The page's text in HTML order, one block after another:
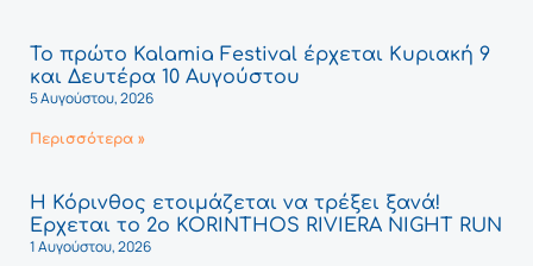
Το πρώτο Kalamia Festival έρχεται Κυριακή 9
και Δευτέρα 10 Αυγούστου
5 Αυγούστου, 2026
Περισσότερα »
Η Κόρινθος ετοιμάζεται να τρέξει ξανά!
Έρχεται το 2ο KORINTHOS RIVIERA NIGHT RUN
1 Αυγούστου, 2026